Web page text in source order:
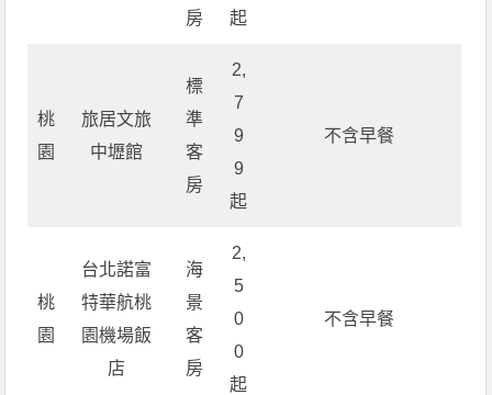
房
起
桃
園
旅居文旅
中壢館
標
準
客
房
2,
7
9
9
起
不含早餐
桃
園
台北諾富
特華航桃
園機場飯
店
海
景
客
房
2,
5
0
0
起
不含早餐